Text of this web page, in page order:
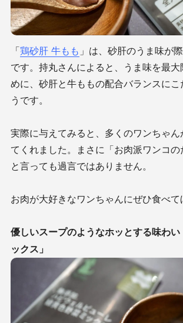
「鶏砂肝 牛もも 」は、砂肝のうま味が
です。持丸さんによると、
うま味を最
めに、砂肝と牛ももの配合バランスに
うです。
実際に与えてみると、多くのワンちゃ
てくれました。まさに「お肉派ワンコの
と言っても過言ではありません。
お肉が大好きなワンちゃんにぜひ食べて
優しいスープのようなホッとする味わい
ックス」